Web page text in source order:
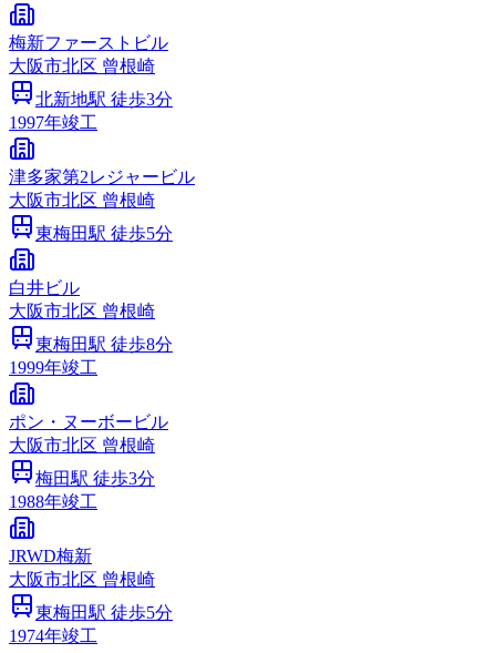
梅新ファーストビル
大阪市北区 曾根崎
北新地駅 徒歩3分
1997年竣工
津多家第2レジャービル
大阪市北区 曾根崎
東梅田駅 徒歩5分
白井ビル
大阪市北区 曾根崎
東梅田駅 徒歩8分
1999年竣工
ポン・ヌーボービル
大阪市北区 曾根崎
梅田駅 徒歩3分
1988年竣工
JRWD梅新
大阪市北区 曾根崎
東梅田駅 徒歩5分
1974年竣工